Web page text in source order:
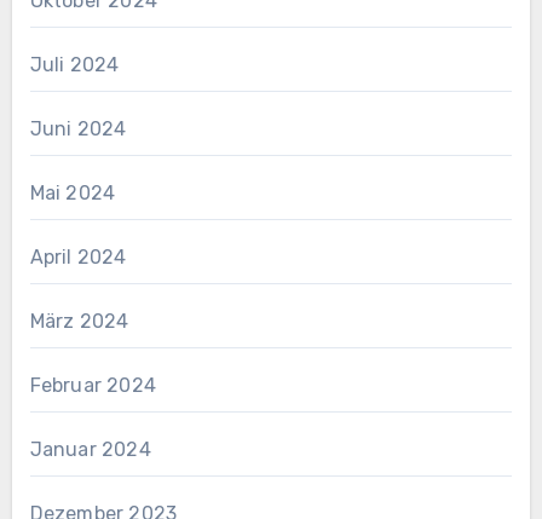
Juli 2024
Juni 2024
Mai 2024
April 2024
März 2024
Februar 2024
Januar 2024
Dezember 2023